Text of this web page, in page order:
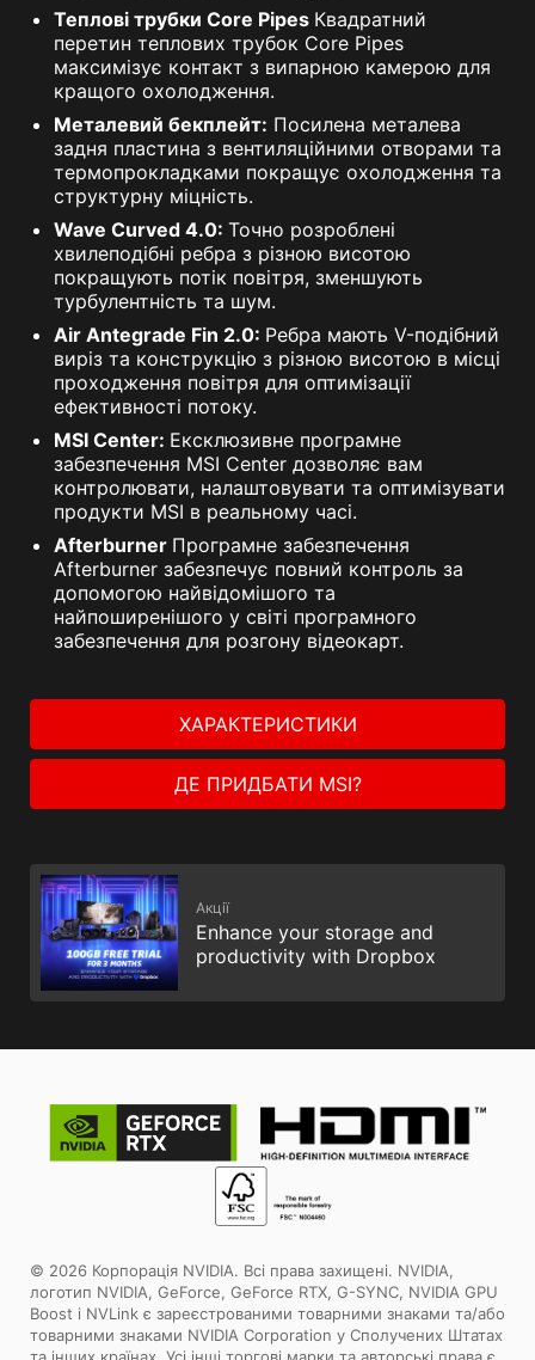
Теплові трубки Core Pipes Квадратний
перетин теплових трубок Core Pipes
максимізує контакт з випарною камерою для
кращого охолодження.
Металевий бекплейт: Посилена металева
задня пластина з вентиляційними отворами та
термопрокладками покращує охолодження та
структурну міцність.
Wave Curved 4.0: Точно розроблені
хвилеподібні ребра з різною висотою
покращують потік повітря, зменшують
турбулентність та шум.
Air Antegrade Fin 2.0: Ребра мають V-подібний
виріз та конструкцію з різною висотою в місці
проходження повітря для оптимізації
ефективності потоку.
MSI Center: Ексклюзивне програмне
забезпечення MSI Center дозволяє вам
контролювати, налаштовувати та оптимізувати
продукти MSI в реальному часі.
Afterburner Програмне забезпечення
Afterburner забезпечує повний контроль за
допомогою найвідомішого та
найпоширенішого у світі програмного
забезпечення для розгону відеокарт.
ХАРАКТЕРИСТИКИ
ДЕ ПРИДБАТИ MSI?
Акції
Enhance your storage and
productivity with Dropbox
© 2026 Корпорація NVIDIA. Всі права захищені. NVIDIA,
логотип NVIDIA, GeForce, GeForce RTX, G-SYNC, NVIDIA GPU
Boost і NVLink є зареєстрованими товарними знаками та/або
товарними знаками NVIDIA Corporation у Сполучених Штатах